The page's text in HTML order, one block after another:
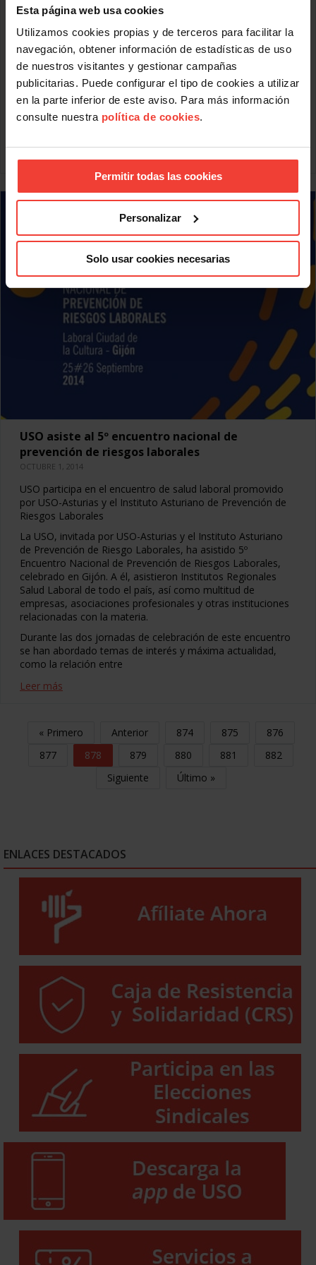
Esta página web usa cookies
Utilizamos cookies propias y de terceros para facilitar la
navegación, obtener información de estadísticas de uso
de nuestros visitantes y gestionar campañas
publicitarias. Puede configurar el tipo de cookies a utilizar
en la parte inferior de este aviso. Para más información
consulte nuestra política de cookies.
Permitir todas las cookies
Personalizar
Solo usar cookies necesarias
La Confederación Sindical Internacional ha hecho pública
una nota, que reproducimos íntegramente.
Hong Kong: Huelga de trabajadores en apoyo al
movimiento estudiantil a favor de la democracia
Los trabajadores y trabajadoras de Hong Kong han
respondido al llamamiento de la central sindical HKCTU para
participar en la huelga en apoyo a la reforma democrática,
al tiempo que las fuerzas de seguridad continúan
USO asiste al 5º encuentro nacional de
prevención de riesgos laborales
OCTUBRE 1, 2014
USO participa en el encuentro de salud laboral promovido
por USO-Asturias y el Instituto Asturiano de Prevención de
Riesgos Laborales
La USO, invitada por USO-Asturias y el Instituto Asturiano
de Prevención de Riesgo Laborales, ha asistido 5º
Encuentro Nacional de Prevención de Riesgos Laborales,
celebrado en Gijón. A él, asistieron Institutos Regionales
Salud Laboral de todo el país, así como multitud de
empresas, asociaciones profesionales y otras instituciones
relacionadas con la materia.
Durante las dos jornadas de celebración de este encuentro
se han abordado temas de interés y máxima actualidad,
como la relación entre
Leer más
« Primero Anterior 874 875
876
877
878 879 880 881
882
Siguiente
Último »
ENLACES DESTACADOS